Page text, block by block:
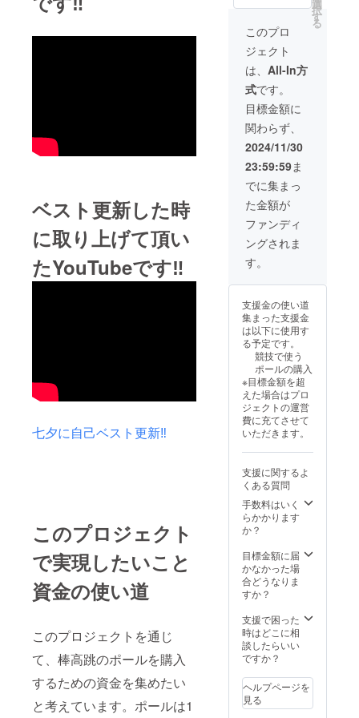
ベスト更新した時
に取り上げて頂い
たYouTubeです‼️
七夕に自己ベスト更新‼️
このプロジェクト
で実現したいこと
資金の使い道
このプロジェクトを通じ
て、棒高跳のポールを購入
するための資金を集めたい
と考えています。ポールは1
感謝の
気持ち
を込め
て、お
礼の
メッ
セージ
をお送
りしま
す。 ま
た、競
技中の
生写真
にメッ
セージ
を添
え、お
送りし
気持ち
を込め
て、お
礼の
メッ
セージ
をお送
りしま
す。
メッ
セージ
付きの
写真を
送らせ
ていた
だきま
す。 限
定公開
のイン
開設さ
ただき
ます！
Instagr
amを
フォ
ローさ
せてい
ただい
た後、
限定公
開のイ
ンスタ
をさせ
ていた
だきま
す
選
択
す
る
このプロ
ジェクト
は、 All-In方
式です。
目標金額に
関わらず、
2024/11/30
23:59:59ま
でに集まっ
た金額が
ファンディ
ングされま
す。
支援金の使い道
集まった支援金
は以下に使用す
る予定です。
競技で使う
ポールの購入
※目標金額を超
えた場合はプロ
ジェクトの運営
費に充てさせて
いただきます。
支援に関するよ
くある質問
手数料はいく
らかかります
か？
目標金額に届
かなかった場
合どうなりま
すか？
支援で困った
時はどこに相
談したらいい
ですか？
ヘルプページを
見る